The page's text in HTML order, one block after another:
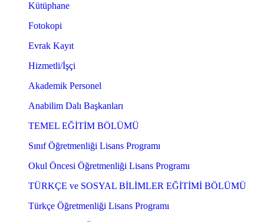
Kütüphane
Fotokopi
Evrak Kayıt
Hizmetli/İşçi
Akademik Personel
Anabilim Dalı Başkanları
TEMEL EĞİTİM BÖLÜMÜ
Sınıf Öğretmenliği Lisans Programı
Okul Öncesi Öğretmenliği Lisans Programı
TÜRKÇE ve SOSYAL BİLİMLER EĞİTİMİ BÖLÜMÜ
Türkçe Öğretmenliği Lisans Programı